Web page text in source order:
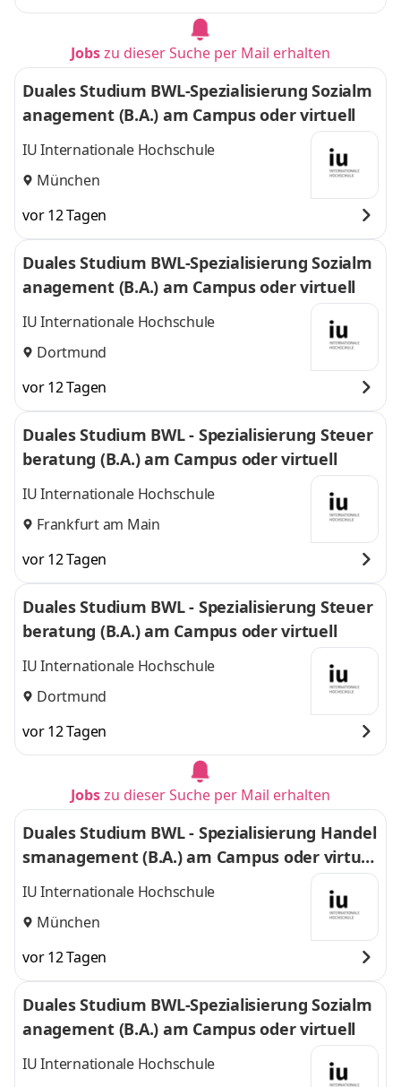
Jobszu dieser Suche per Mail erhalten
Duales Studium BWL-Spezialisierung Sozialm
anagement (B.A.) am Campus oder virtuell
IU Internationale Hochschule
München
vor 12 Tagen
Duales Studium BWL-Spezialisierung Sozialm
anagement (B.A.) am Campus oder virtuell
IU Internationale Hochschule
Dortmund
vor 12 Tagen
Duales Studium BWL - Spezialisierung Steuer
beratung (B.A.) am Campus oder virtuell
IU Internationale Hochschule
Frankfurt am Main
vor 12 Tagen
Duales Studium BWL - Spezialisierung Steuer
beratung (B.A.) am Campus oder virtuell
IU Internationale Hochschule
Dortmund
vor 12 Tagen
Jobszu dieser Suche per Mail erhalten
Duales Studium BWL - Spezialisierung Handel
smanagement (B.A.) am Campus oder virtuel
l
IU Internationale Hochschule
München
vor 12 Tagen
Duales Studium BWL-Spezialisierung Sozialm
anagement (B.A.) am Campus oder virtuell
IU Internationale Hochschule